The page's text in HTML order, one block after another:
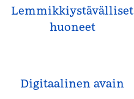
Lemmikkiystävälliset
huoneet
Digitaalinen avain